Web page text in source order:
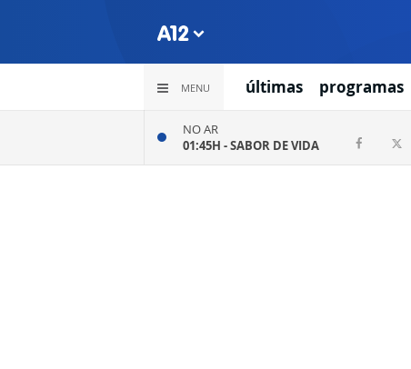
MENU últimas programas
NO AR
01:45H -SABOR DE VIDA